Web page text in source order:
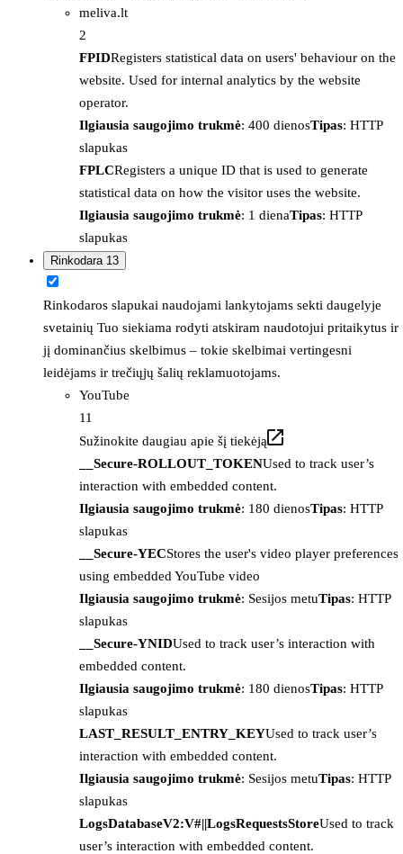
meliva.lt
2
FPIDRegisters statistical data on users' behaviour on the
website. Used for internal analytics by the website
operator.
Ilgiausia saugojimo trukmė: 400 dienosTipas: HTTP
slapukas
FPLCRegisters a unique ID that is used to generate
statistical data on how the visitor uses the website.
Ilgiausia saugojimo trukmė: 1 dienaTipas: HTTP
slapukas
Rinkodara 13
Rinkodaros slapukai naudojami lankytojams sekti daugelyje
svetainių Tuo siekiama rodyti atskiram naudotojui pritaikytus ir
jį dominančius skelbimus – tokie skelbimai vertingesni
leidėjams ir trečiųjų šalių reklamuotojams.
YouTube
11
Sužinokite daugiau apie šį tiekėją
__Secure-ROLLOUT_TOKENUsed to track user’s
interaction with embedded content.
Ilgiausia saugojimo trukmė: 180 dienosTipas: HTTP
slapukas
__Secure-YECStores the user's video player preferences
using embedded YouTube video
Ilgiausia saugojimo trukmė: Sesijos metuTipas: HTTP
slapukas
__Secure-YNIDUsed to track user’s interaction with
embedded content.
Ilgiausia saugojimo trukmė: 180 dienosTipas: HTTP
slapukas
LAST_RESULT_ENTRY_KEYUsed to track user’s
interaction with embedded content.
Ilgiausia saugojimo trukmė: Sesijos metuTipas: HTTP
slapukas
LogsDatabaseV2:V#||LogsRequestsStoreUsed to track
user’s interaction with embedded content.